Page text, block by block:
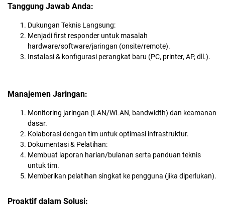
Tanggung Jawab Anda:
Dukungan Teknis Langsung:
Menjadi first responder untuk masalah
hardware/software/jaringan (onsite/remote).
Instalasi & konfigurasi perangkat baru (PC, printer, AP, dll.).
Manajemen Jaringan:
Monitoring jaringan (LAN/WLAN, bandwidth) dan keamanan
dasar.
Kolaborasi dengan tim untuk optimasi infrastruktur.
Dokumentasi & Pelatihan:
Membuat laporan harian/bulanan serta panduan teknis
untuk tim.
Memberikan pelatihan singkat ke pengguna (jika diperlukan).
Proaktif dalam Solusi: